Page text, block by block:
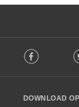
o
w
Facebook
DOWNLOAD